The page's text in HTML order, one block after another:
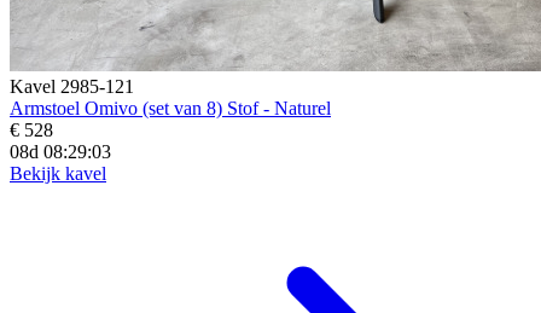
Kavel 2985-121
Armstoel Omivo (set van 8) Stof - Naturel
€ 528
08d 08:29:02
Bekijk kavel